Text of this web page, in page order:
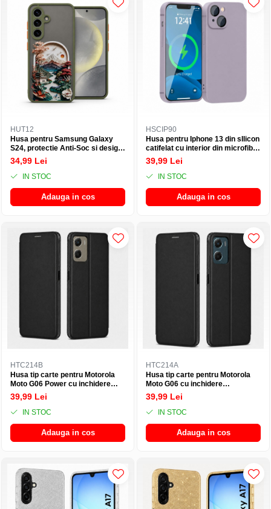
HUT12
Husa pentru Samsung Galaxy
S24, protectie Anti-Soc si design
modern Trendy Adventure -
Verde
34,99 Lei
IN STOC
Adauga in cos
HSCIP90
Husa pentru Iphone 13 din sIlicon
catifelat cu interior din microfibra
si protectie la camere - Lila
prafuit
39,99 Lei
IN STOC
Adauga in cos
HTC214B
Husa tip carte pentru Motorola
Moto G06 Power cu inchidere
magnetica, Rezistenta la socuri,
Functie de suport, Protectie
completa (fata+spate) - Negru
39,99 Lei
IN STOC
Adauga in cos
HTC214A
Husa tip carte pentru Motorola
Moto G06 cu inchidere
magnetica, Rezistenta la socuri,
Functie de suport, Protectie
completa (fata+spate) - Negru
39,99 Lei
IN STOC
Adauga in cos